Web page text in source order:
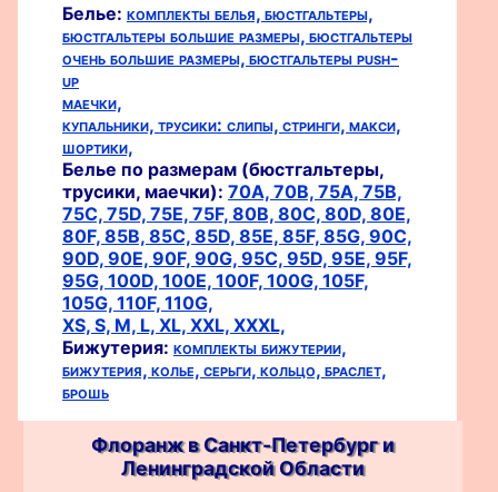
Белье: комплекты белья, бюстгальтеры,
бюстгальтеры большие размеры, бюстгальтеры
очень большие размеры, бюстгальтеры push-
up
маечки,
купальники, трусики: слипы, стринги, макси,
шортики,
Белье по размерам (бюстгальтеры,
трусики, маечки): 70A, 70B, 75A, 75B,
75C, 75D, 75E, 75F, 80B, 80C, 80D, 80E,
80F, 85B, 85C, 85D, 85E, 85F, 85G, 90C,
90D, 90E, 90F, 90G, 95C, 95D, 95E, 95F,
95G, 100D, 100E, 100F, 100G, 105F,
105G, 110F, 110G,
XS, S, M, L, XL, XXL, XXXL,
Бижутерия: комплекты бижутерии,
бижутерия, колье, серьги, кольцо, браслет,
брошь
Флоранж в Санкт-Петербург и
Ленинградской Области